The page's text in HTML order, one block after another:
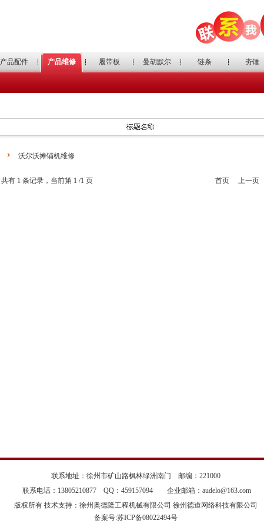
产品配件 产品维修 履带板 曼胡默尔 链条 夯锤
沃尔沃摊铺机维修
共有 1 条记录，当前第 1 /1 页 首页 上一页
联系地址：徐州市矿山路枫林绿洲南门 邮编：221000
联系电话：13805210877 QQ：459157094 企业邮箱：audelo@163.com
版权所有 技术支持：徐州奥德隆工程机械有限公司 徐州德道网络科技有限公司
备案号:苏ICP备08022494号